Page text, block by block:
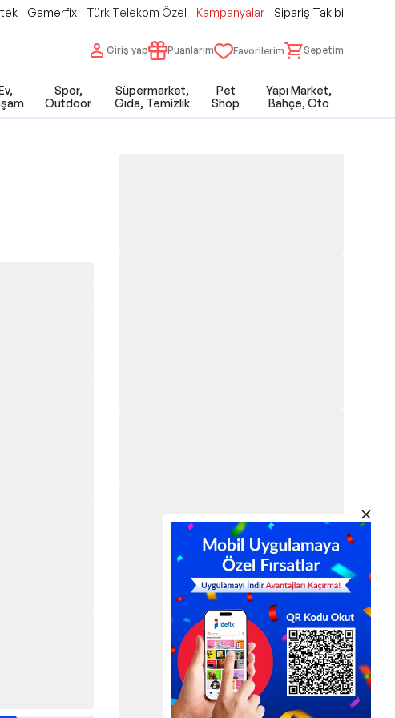
Gamerfix Türk Telekom Özel Kampanyalar Sipariş Takibi
Giriş yap Puanlarım Favorilerim Sepetim
Spor,
Outdoor
Süpermarket,
Gıda, Temizlik
Pet
Shop
Yapı Market,
Bahçe, Oto